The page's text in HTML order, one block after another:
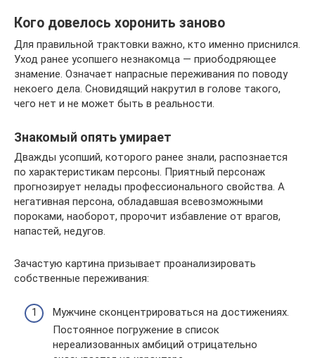
Кого довелось хоронить заново
Для правильной трактовки важно, кто именно приснился.
Уход ранее усопшего незнакомца — приободряющее
знамение. Означает напрасные переживания по поводу
некоего дела. Сновидящий накрутил в голове такого,
чего нет и не может быть в реальности.
Знакомый опять умирает
Дважды усопший, которого ранее знали, распознается
по характеристикам персоны. Приятный персонаж
прогнозирует нелады профессионального свойства. А
негативная персона, обладавшая всевозможными
пороками, наоборот, пророчит избавление от врагов,
напастей, недугов.
Зачастую картина призывает проанализировать
собственные переживания:
Мужчине сконцентрироваться на достижениях.
Постоянное погружение в список
нереализованных амбиций отрицательно